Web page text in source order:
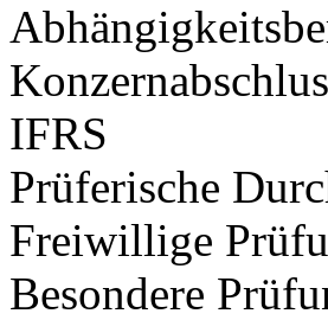
IFRS
Prüferische
Freiwillige
Besondere